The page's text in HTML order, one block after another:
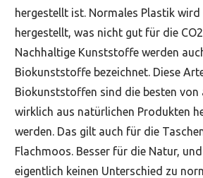
hergestellt ist. Normales Plastik
hergestellt, was nicht gut für die
Nachhaltige Kunststoffe werden
Biokunststoffe bezeichnet. Diese
Biokunststoffen sind die besten von
wirklich aus natürlichen Produkten
werden. Das gilt auch für die
Flachmoos. Besser für die Natur,
eigentlich keinen Unterschied zu